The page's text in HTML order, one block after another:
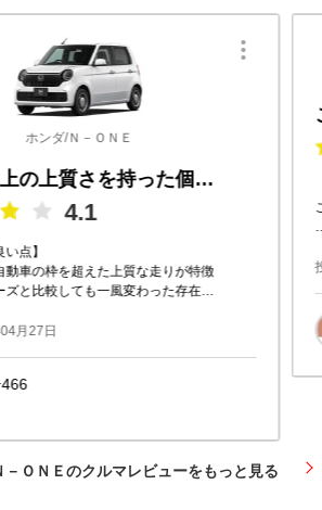
ホンダ/Ｎ－ＯＮＥ
ワンランク上の上質さを持った個性派軽自動車
4.1
点】
動車の枠を超えた上質な走りが特徴
ズと比較しても一風変わった存在で
月27日
愛知県名古屋市昭和区
－ＯＮＥのクルマレビューをもっと見る